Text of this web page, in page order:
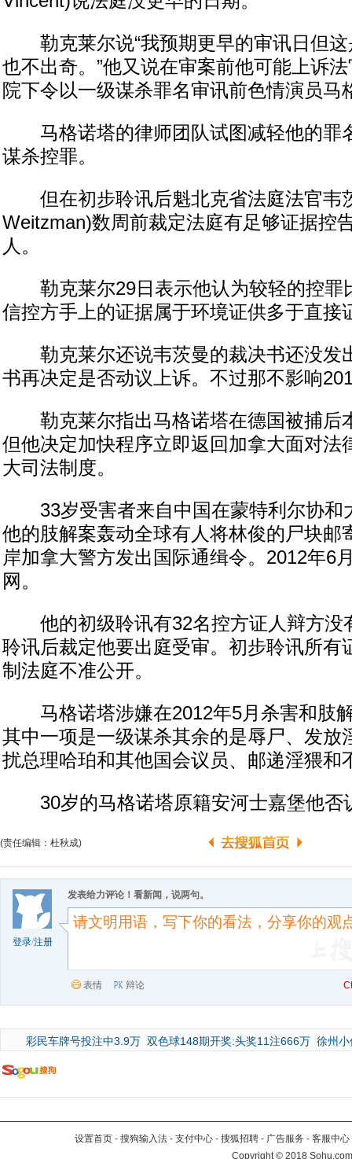
勒克莱尔说“我预期更早的审讯日但这
也不出奇。”他又说在审案前他可能上诉
院下令以一级谋杀罪名审讯前色情演员马
马格诺塔的律师团队试图减轻他的罪
谋杀控罪。
但在初步聆讯后魁北克省法庭法官韦
Weitzman)数周前裁定法庭有足够证据控
人。
勒克莱尔29日表示他认为较轻的控罪
信控方手上的证据属于环境证供多于直接
勒克莱尔还说韦茨曼的裁决书还没发
书再决定是否动议上诉。不过那不影响
勒克莱尔指出马格诺塔在德国被捕后
但他决定加快程序立即返回加拿大面对法
大司法制度。
33岁受害者来自中国在蒙特利尔协和
他的肢解案轰动全球有人将林俊的尸块邮
岸加拿大警方发出国际通缉令。2012年6
网。
他的初级聆讯有32名控方证人辩方没
聆讯后裁定他要出庭受审。初步聆讯所有
制法庭不准公开。
马格诺塔涉嫌在2012年5月杀害和肢
其中一项是一级谋杀其余的是辱尸、发放
扰总理哈珀和其他国会议员、邮递淫猥和
30岁的马格诺塔原籍安河士嘉堡他否
(责任编辑：杜秋成)
登录/注册
发表给力评论！看新闻，说两句。
表情 辩论
彩民车牌号投注中3.9万 双色球148期开奖:头奖11注666万 徐州
设置首页 - 搜狗输入法 - 支付中心 - 搜狐招聘 - 广告服务 - 客服中心
Copyright©2018